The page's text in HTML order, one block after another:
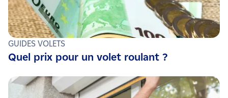
nécessaire. Si vous ne disposez pas de compétences en
électricité, n’hésitez pas à contacter un professionnel !
GUIDES VOLETS
Quel prix pour un volet roulant ?